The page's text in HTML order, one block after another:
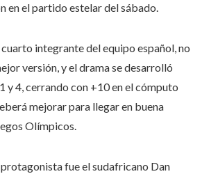
en el partido estelar del sábado.
integrante del equipo español, no
versión, y el drama se desarrolló
y 4, cerrando con +10 en el cómputo
mejorar para llegar en buena
Olímpicos.
fue el sudafricano Dan